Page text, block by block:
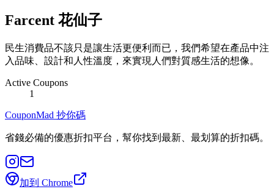
Farcent 花仙子
民生消費品不該只是讓生活更便利而已，我們希望在產品中注
入品味、設計和人性溫度，來實現人們對質感生活的想像。
Active Coupons
1
CouponMad 抄你碼
省錢必備的優惠折扣平台，幫你找到最新、最划算的折扣碼。
加到 Chrome